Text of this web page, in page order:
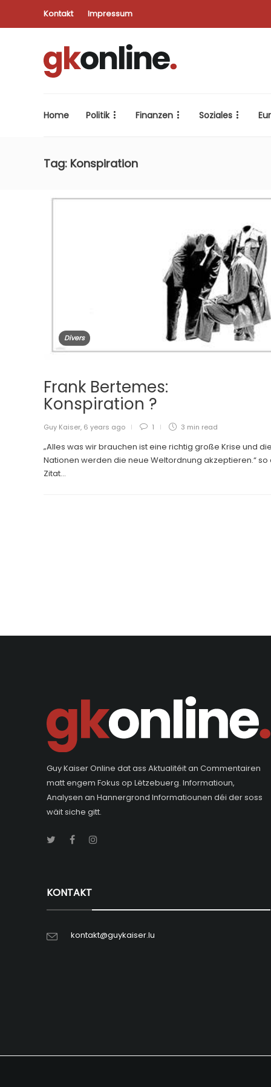
Kontakt Impressum
Home Politik Finanzen Soziales
Tag: Konspiration
Divers
Frank Bertemes:
Konspiration ?
Guy Kaiser, 6 years ago 1 3 min read
„Alles was wir brauchen ist eine richtig große Krise und die
Nationen werden die neue Weltordnung akzeptieren.“ so
Zitat...
Guy Kaiser Online dat ass Aktualitéit an Commentairen
matt engem Fokus op Lëtzebuerg. Informatioun,
Analysen an Hannergrond Informatiounen déi der soss
wäit siche gitt.
KONTAKT
kontakt@guykaiser.lu